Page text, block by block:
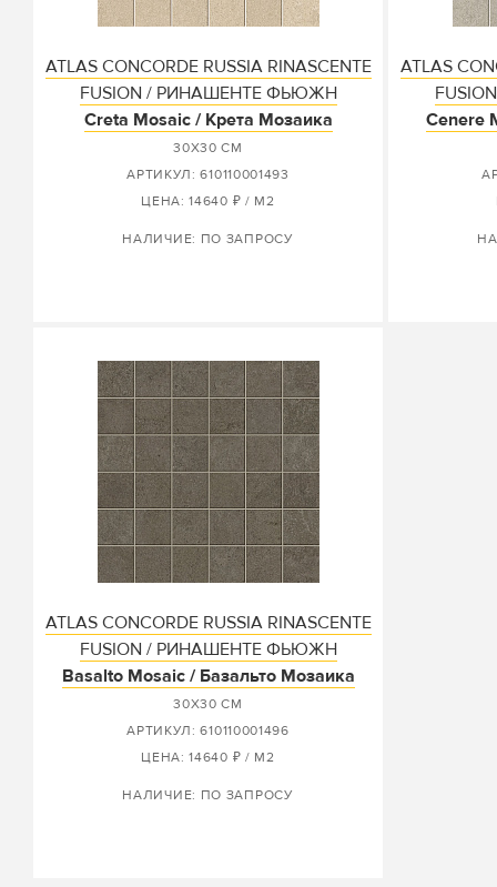
ATLAS CONCORDE RUSSIA RINASCENTE
FUSION / РИНАШЕНТЕ ФЬЮЖН
Creta Mosaic / Крета Мозаика
30X30 СМ
АРТИКУЛ: 610110001493
ЦЕНА: 14640 ₽ / М2
НАЛИЧИЕ: ПО ЗАПРОСУ
ATLAS
Cenere
ATLAS CONCORDE RUSSIA RINASCENTE
FUSION / РИНАШЕНТЕ ФЬЮЖН
Basalto Mosaic / Базальто Мозаика
30X30 СМ
АРТИКУЛ: 610110001496
ЦЕНА: 14640 ₽ / М2
НАЛИЧИЕ: ПО ЗАПРОСУ